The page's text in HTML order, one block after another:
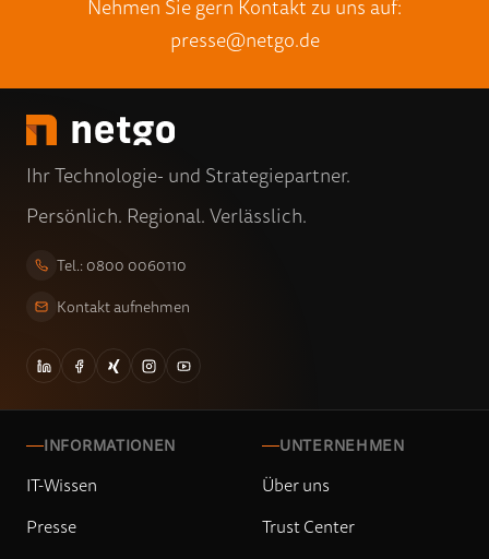
Nehmen Sie gern Kontakt zu uns auf:
presse@netgo.de
Ihr Technologie- und Strategiepartner.
Persönlich. Regional. Verlässlich.
Tel.: 0800 0060110
Kontakt aufnehmen
INFORMATIONEN
IT-Wissen
Presse
UNTERNEHMEN
Über uns
Trust Center